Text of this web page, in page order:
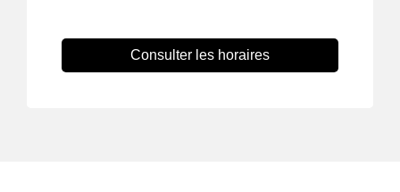
Consulter les horaires